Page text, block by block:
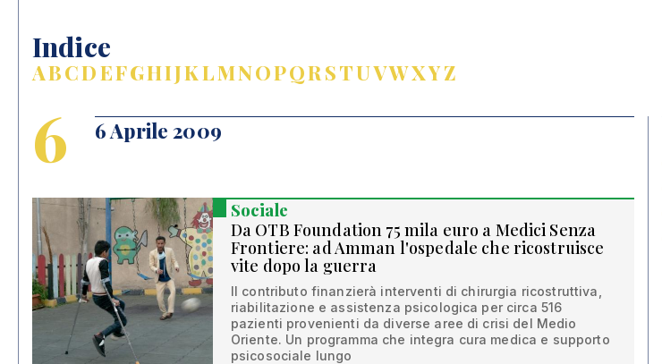
Indice
ABCDEFGHIJKLMNOPQRSTUVWXYZ
6 6 Aprile 2009
Sociale
Da OTB Foundation 75 mila euro a Medici Senza
Frontiere: ad Amman l'ospedale che ricostruisce
vite dopo la guerra
Il contributo finanzierà interventi di chirurgia ricostruttiva,
riabilitazione e assistenza psicologica per circa 516
pazienti provenienti da diverse aree di crisi del Medio
Oriente. Un programma che integra cura medica e supporto
psicosociale lungo